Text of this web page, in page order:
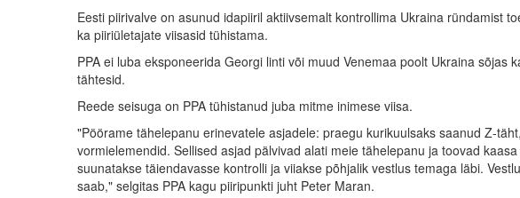
Eesti piirivalve on asunud idapiiril aktiivsemalt kontrollima Ukraina ründamist
ka piiriületajate viisasid tühistama.
PPA ei luba eksponeerida Georgi linti või muud Venemaa poolt Ukraina sõjas
tähtesid.
Reede seisuga on PPA tühistanud juba mitme inimese viisa.
"Pöörame tähelepanu erinevatele asjadele: praegu kurikuulsaks saanud Z-
vormielemendid. Sellised asjad pälvivad alati meie tähelepanu ja toovad
suunatakse täiendavasse kontrolli ja viiakse põhjalik vestlus temaga läbi.
saab," selgitas PPA kagu piiripunkti juht Peter Maran.